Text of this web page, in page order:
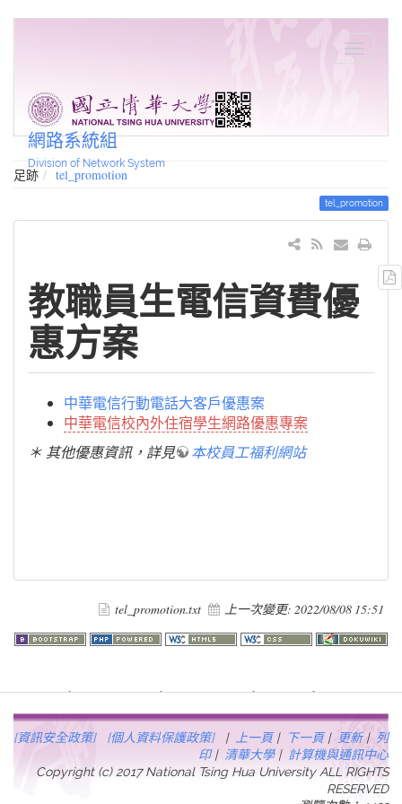
網路系統組
Division of Network System
足跡 tel_promotion
tel_promotion
教職員生電信資費優
惠方案
中華電信行動電話大客戶優惠案
中華電信校內外住宿學生網路優惠專案
＊ 其他優惠資訊，詳見
本校員工福利網站
tel_promotion.txt 上一次變更: 2022/08/08 15:51
[資訊安全政策] [個人資料保護政策]| 上一頁| 下一頁| 更新| 列
印| 清華大學| 計算機與通訊中心
Copyright (c) 2017 National Tsing Hua University ALL RIGHTS
RESERVED
Warning: file_get_contents(http://www.geoplugin.net/php.gp?
ip=216.73.216.66): failed to open stream: HTTP request failed!
HTTP/1.1 403 Forbidden in
/usr/local/dokuwiki2017/lib/plugins/quickstats/action.phpon line457